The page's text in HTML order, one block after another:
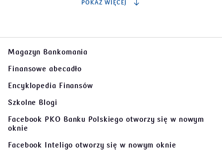
POKAŻ WIĘCEJ
Magazyn Bankomania
Finansowe abecadło
Encyklopedia Finansów
Szkolne Blogi
Facebook PKO Banku Polskiego otworzy się w nowym
oknie
Facebook Inteligo otworzy się w nowym oknie